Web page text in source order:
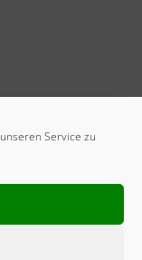
Service zu